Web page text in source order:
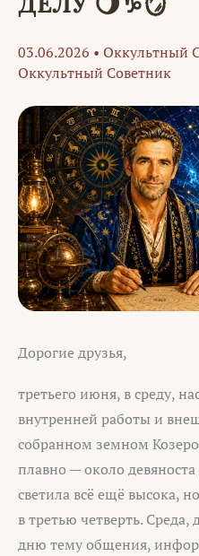
03.06.2026 • Оккультный
Оккультный Советник
Дорогие друзья,
третьего июня, в среду,
внутренней работы и
собранном земном
плавно — около
светила всё ещё высока,
в третью четверть.
дню тему общения,